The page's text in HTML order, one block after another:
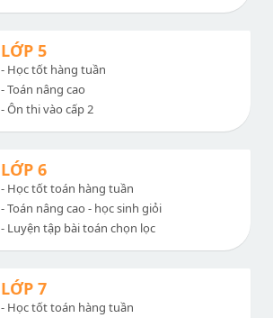
LỚP 5
- Học tốt hàng tuần
- Toán nâng cao
- Ôn thi vào cấp 2
LỚP 6
- Học tốt toán hàng tuần
- Toán nâng cao - học sinh giỏi
- Luyện tập bài toán chọn lọc
LỚP 7
- Học tốt toán hàng tuần